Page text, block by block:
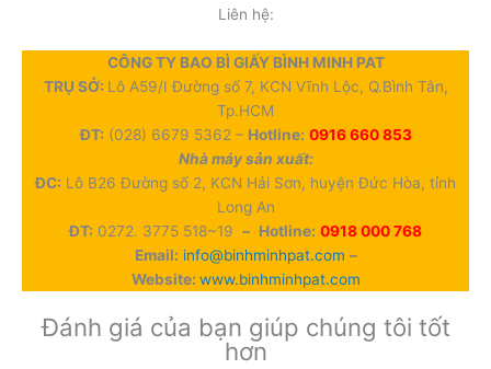
Liên hệ:
CÔNG TY BAO BÌ GIẤY BÌNH MINH PAT
TRỤ SỞ: Lô A59/I Đường số 7, KCN Vĩnh Lộc, Q.Bình Tân,
Tp.HCM
ĐT: (028) 6679 5362 – Hotline: 0916 660 853
Nhà máy sản xuất:
ĐC: Lô B26 Đường số 2, KCN Hải Sơn, huyện Đức Hòa, tỉnh
Long An
ĐT: 0272. 3775 518~19 – Hotline: 0918 000 768
Email: info@binhminhpat.com –
Website: www.binhminhpat.com
Đánh giá của bạn giúp chúng tôi tốt
hơn